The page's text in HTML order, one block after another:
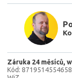
Záruka 24 měsíců
Kód: 8719514554658